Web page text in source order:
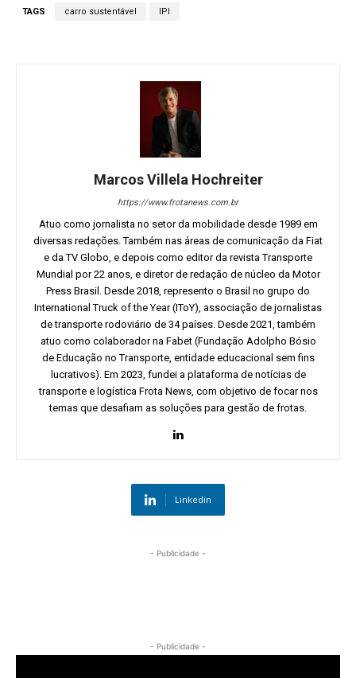
TAGS carro sustentável IPI
Marcos Villela Hochreiter
https://www.frotanews.com.br
Atuo como jornalista no setor da mobilidade desde 1989 em
diversas redações. Também nas áreas de comunicação da Fiat
e da TV Globo, e depois como editor da revista Transporte
Mundial por 22 anos, e diretor de redação de núcleo da Motor
Press Brasil. Desde 2018, represento o Brasil no grupo do
International Truck of the Year (IToY), associação de jornalistas
de transporte rodoviário de 34 países. Desde 2021, também
atuo como colaborador na Fabet (Fundação Adolpho Bósio
de Educação no Transporte, entidade educacional sem fins
lucrativos). Em 2023, fundei a plataforma de notícias de
transporte e logística Frota News, com objetivo de focar nos
temas que desafiam as soluções para gestão de frotas.
Linkedin
- Publicidade -
- Publicidade -